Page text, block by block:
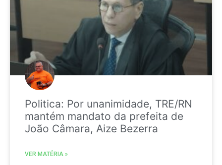
Politica: Por unanimidade, TRE/RN
mantém mandato da prefeita de
João Câmara, Aize Bezerra
VER MATÉRIA »